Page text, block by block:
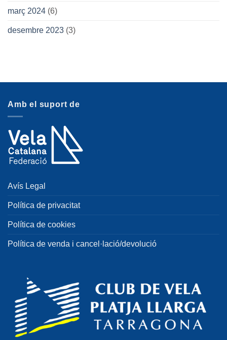
març 2024 (6)
desembre 2023 (3)
Amb el suport de
Avís Legal
Política de privacitat
Política de cookies
Política de venda i cancel·lació/devolució